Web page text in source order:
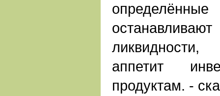
определённые
аппетит
продуктам. -